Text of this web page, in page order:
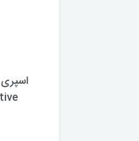
اسپری دو فاز مو